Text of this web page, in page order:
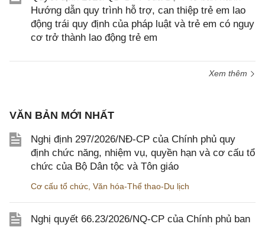
Hướng dẫn quy trình hỗ trợ, can thiệp trẻ em lao
động trái quy định của pháp luật và trẻ em có nguy
cơ trở thành lao động trẻ em
Xem thêm
VĂN BẢN MỚI NHẤT
Nghị định 297/2026/NĐ-CP của Chính phủ quy
định chức năng, nhiệm vụ, quyền hạn và cơ cấu tổ
chức của Bộ Dân tộc và Tôn giáo
Cơ cấu tổ chức Văn hóa-Thể thao-Du lịch
Nghị quyết 66.23/2026/NQ-CP của Chính phủ ban